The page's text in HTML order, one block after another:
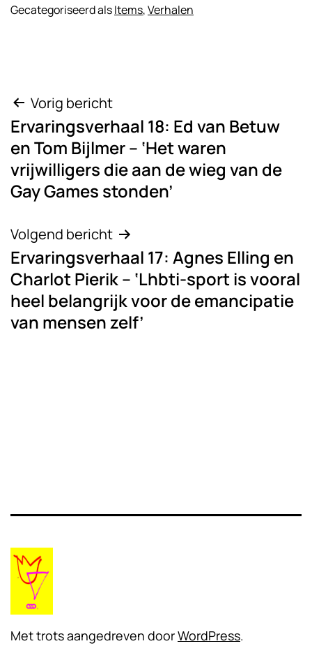
Gecategoriseerd alsItems,Verhalen
Bericht
navigatie
Vorig bericht
Ervaringsverhaal 18: Ed van Betuw
en Tom Bijlmer – ‘Het waren
vrijwilligers die aan de wieg van de
Gay Games stonden’
Volgend bericht
Ervaringsverhaal 17: Agnes Elling en
Charlot Pierik – ‘Lhbti-sport is vooral
heel belangrijk voor de emancipatie
van mensen zelf’
Met trots aangedreven doorWordPress.